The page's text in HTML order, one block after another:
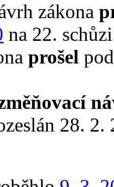
zákona
na 22.
prošel
28. 2.